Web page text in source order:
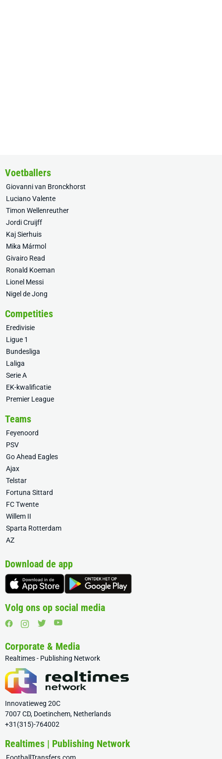
Voetballers
Giovanni van Bronckhorst
Luciano Valente
Timon Wellenreuther
Jordi Cruijff
Kaj Sierhuis
Mika Mármol
Givairo Read
Ronald Koeman
Lionel Messi
Nigel de Jong
Competities
Eredivisie
Ligue 1
Bundesliga
Laliga
Serie A
EK-kwalificatie
Premier League
Teams
Feyenoord
PSV
Go Ahead Eagles
Ajax
Telstar
Fortuna Sittard
FC Twente
Willem II
Sparta Rotterdam
AZ
Download de app
Volg ons op social media
Corporate & Media
Realtimes - Publishing Network
Innovatieweg 20C
7007 CD, Doetinchem, Netherlands
+31(315)-764002
Realtimes | Publishing Network